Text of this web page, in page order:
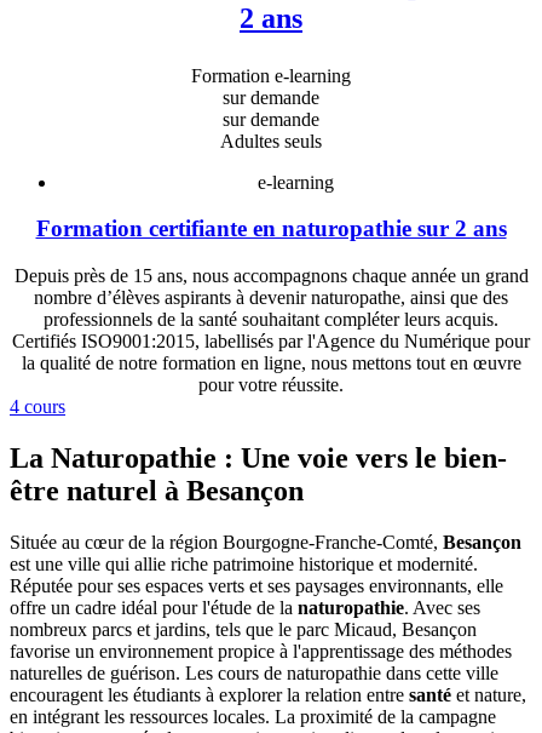
2 ans
Formation e-learning
sur demande
sur demande
Adultes seuls
e-learning
Formation certifiante en naturopathie sur 2 ans
Depuis près de 15 ans, nous accompagnons chaque année un grand
nombre d’élèves aspirants à devenir naturopathe, ainsi que des
professionnels de la santé souhaitant compléter leurs acquis.
Certifiés ISO9001:2015, labellisés par l'Agence du Numérique pour
la qualité de notre formation en ligne, nous mettons tout en œuvre
pour votre réussite.
4 cours
La Naturopathie : Une voie vers le bien-
être naturel à Besançon
Située au cœur de la région Bourgogne-Franche-Comté, Besançon
est une ville qui allie riche patrimoine historique et modernité.
Réputée pour ses espaces verts et ses paysages environnants, elle
offre un cadre idéal pour l'étude de la naturopathie. Avec ses
nombreux parcs et jardins, tels que le parc Micaud, Besançon
favorise un environnement propice à l'apprentissage des méthodes
naturelles de guérison. Les cours de naturopathie dans cette ville
encouragent les étudiants à explorer la relation entre santé et nature,
en intégrant les ressources locales. La proximité de la campagne